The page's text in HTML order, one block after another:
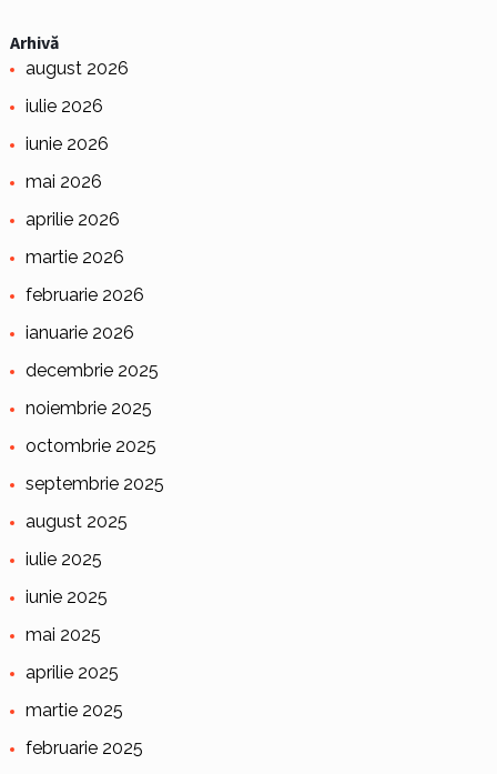
Arhivă
august 2026
iulie 2026
iunie 2026
mai 2026
aprilie 2026
martie 2026
februarie 2026
ianuarie 2026
decembrie 2025
noiembrie 2025
octombrie 2025
septembrie 2025
august 2025
iulie 2025
iunie 2025
mai 2025
aprilie 2025
martie 2025
februarie 2025